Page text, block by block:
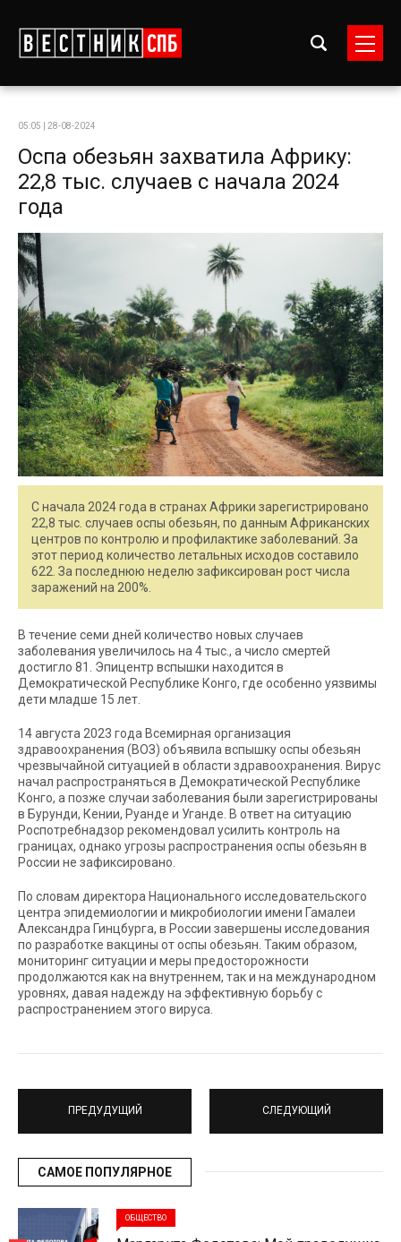
05:05 | 28-08-2024
Оспа обезьян захватила Африку:
22,8 тыс. случаев с начала 2024
года
С начала 2024 года в странах Африки зарегистрировано
22,8 тыс. случаев оспы обезьян, по данным Африканских
центров по контролю и профилактике заболеваний. За
этот период количество летальных исходов составило
622. За последнюю неделю зафиксирован рост числа
заражений на 200%.
В течение семи дней количество новых случаев
заболевания увеличилось на 4 тыс., а число смертей
достигло 81. Эпицентр вспышки находится в
Демократической Республике Конго, где особенно уязвимы
дети младше 15 лет.
14 августа 2023 года Всемирная организация
здравоохранения (ВОЗ) объявила вспышку оспы обезьян
чрезвычайной ситуацией в области здравоохранения. Вирус
начал распространяться в Демократической Республике
Конго, а позже случаи заболевания были зарегистрированы
в Бурунди, Кении, Руанде и Уганде. В ответ на ситуацию
Роспотребнадзор рекомендовал усилить контроль на
границах, однако угрозы распространения оспы обезьян в
России не зафиксировано.
По словам директора Национального исследовательского
центра эпидемиологии и микробиологии имени Гамалеи
Александра Гинцбурга, в России завершены исследования
по разработке вакцины от оспы обезьян. Таким образом,
мониторинг ситуации и меры предосторожности
продолжаются как на внутреннем, так и на международном
уровнях, давая надежду на эффективную борьбу с
распространением этого вируса.
ПРЕДУДУЩИЙ СЛЕДУЮЩИЙ
САМОЕ ПОПУЛЯРНОЕ
ОБЩЕСТВО